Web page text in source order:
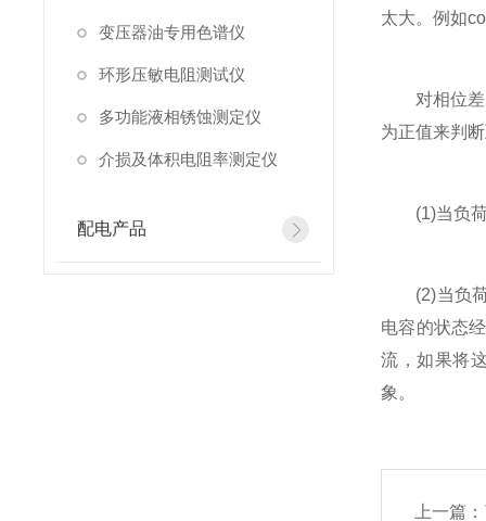
变压器油专用色谱仪
环形压敏电阻测试仪
多功能液相锈蚀测定仪
介损及体积电阻率测定仪
配电产品
太大。例如
对相位差的
为正值来判
(1)当负荷
(2)当负荷
电容的状态
流，如果将
象。
上一篇：